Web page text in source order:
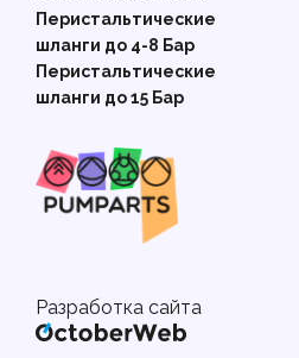
Разработка сайта
Перистальтические
шланги до 4-8 Бар
Перистальтические
шланги до 15 Бар